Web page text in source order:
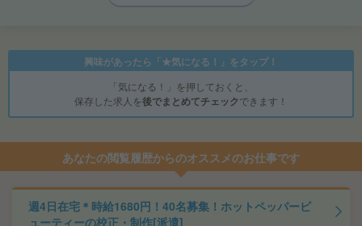
興味があったら「★気になる！」をタップ！
「気になる！」を押しておくと、
保存した求人を後でまとめてチェックできます！
あなたの閲覧履歴からのオススメのお仕事です
週4日在宅＊時給1680円！40名募集！ホットペッパービ
ューティーの校正・制作[派遣]